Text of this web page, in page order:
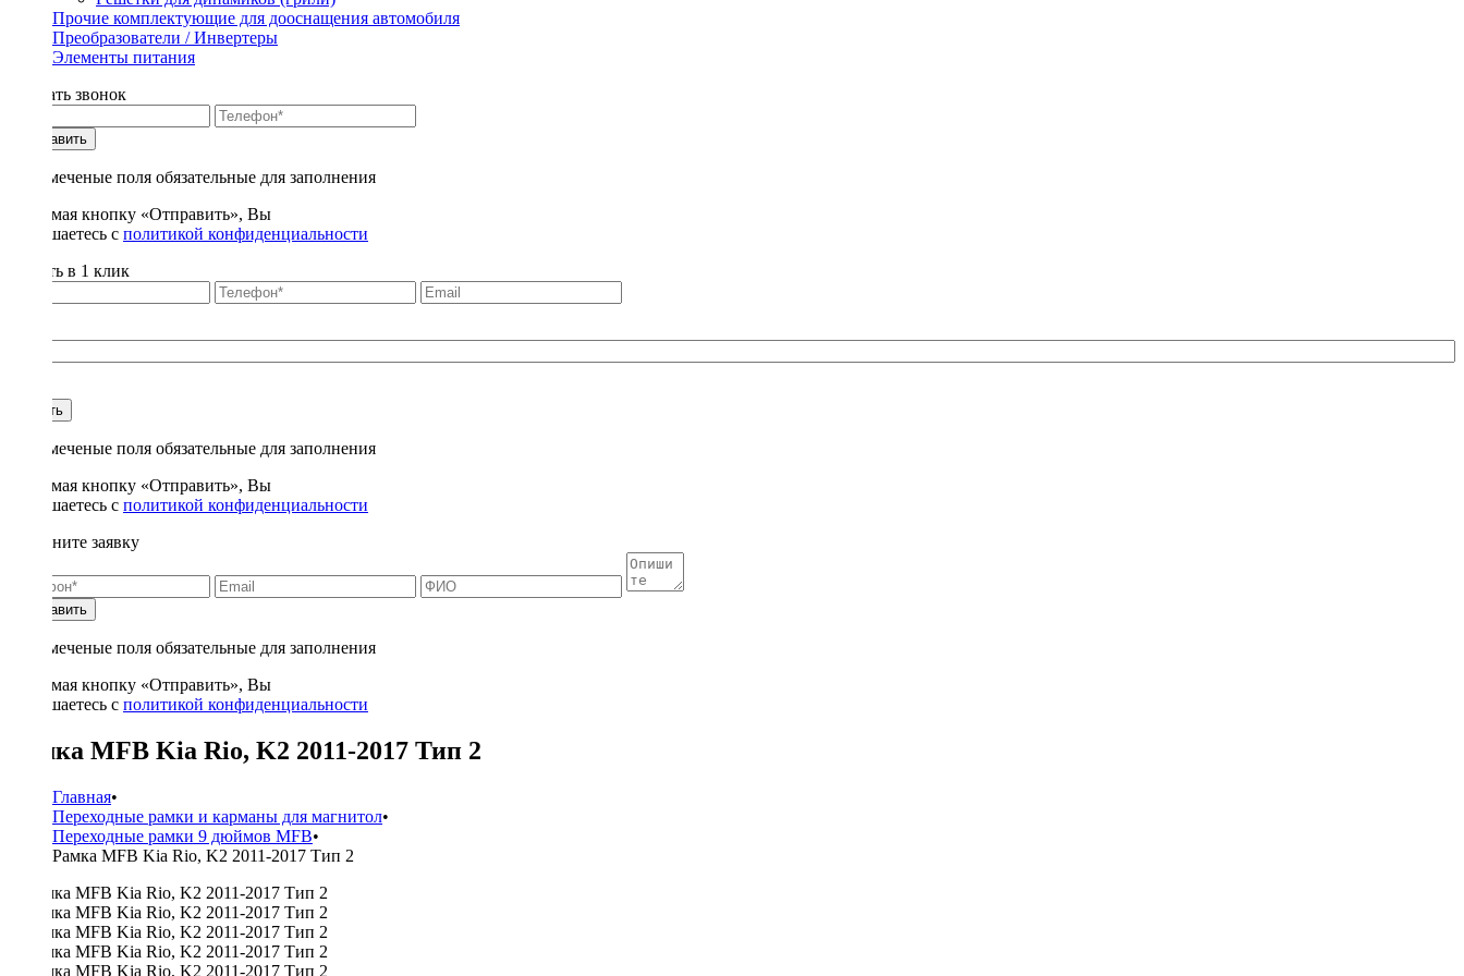
Прочие комплектующие для дооснащения автомобиля
Преобразователи / Инвертеры
Элементы питания
Заказать звонок
Отправить
* - отмеченые поля обязательные для заполнения
Нажимая кнопку «Отправить», Вы
соглашаетесь с политикой конфиденциальности
Купить в 1 клик
Купить
* - отмеченые поля обязательные для заполнения
Нажимая кнопку «Отправить», Вы
соглашаетесь с политикой конфиденциальности
Заполните заявку
Отправить
* - отмеченые поля обязательные для заполнения
Нажимая кнопку «Отправить», Вы
соглашаетесь с политикой конфиденциальности
Рамка MFB Kia Rio, K2 2011-2017 Тип 2
Главная•
Переходные рамки и карманы для магнитол•
Переходные рамки 9 дюймов MFB•
Рамка MFB Kia Rio, K2 2011-2017 Тип 2